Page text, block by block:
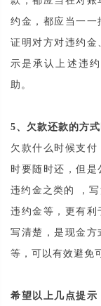
约金，都应当一一
证明对方对违约金
示是承认上述违
助。
5、欠款还款的方
欠款什么时候支
时要随时还，但是
违约金之类的 ，
违约金等，更有利
写清楚，是现金方
等，可以有效避免
希望以上几点提示